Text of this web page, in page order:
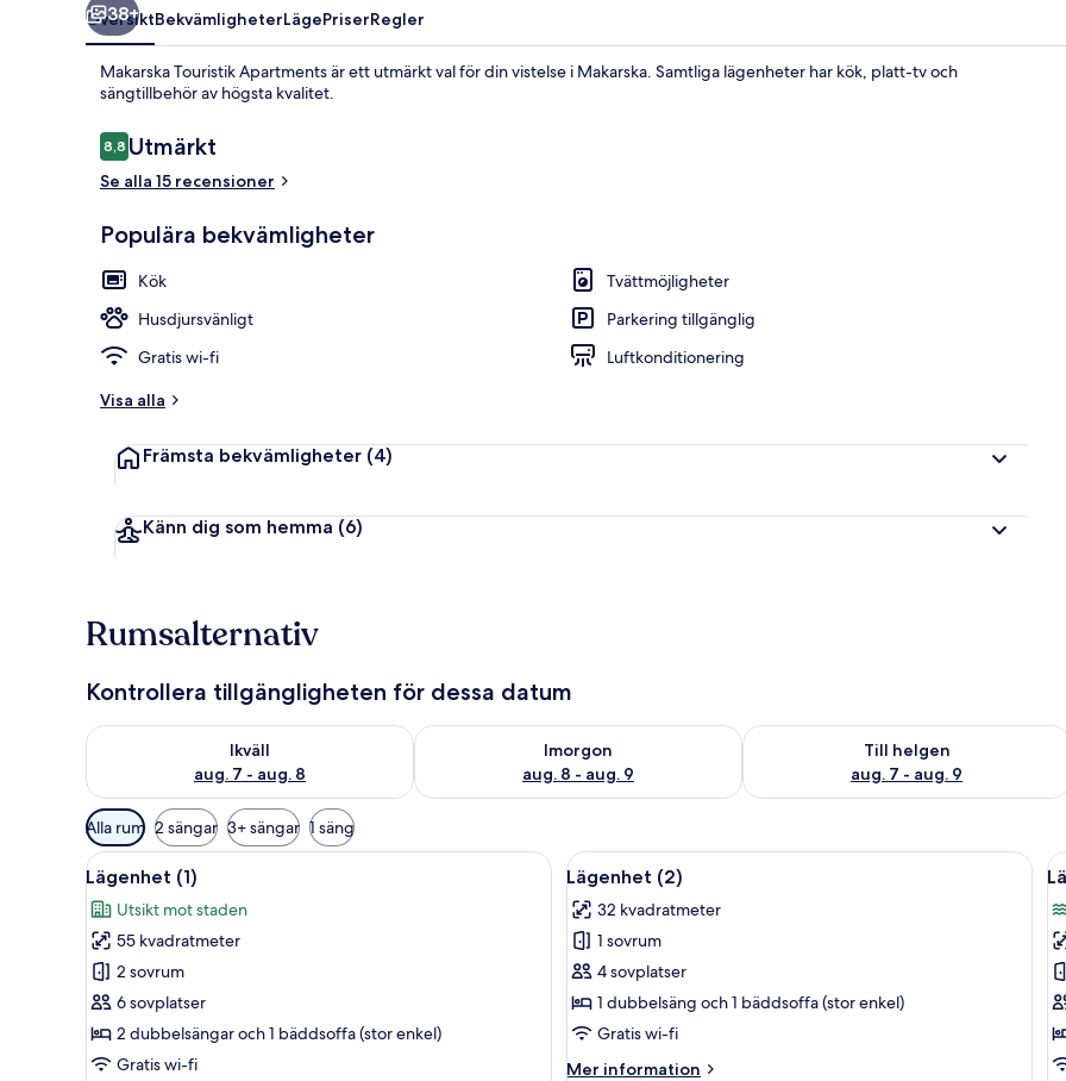
Lägenhet (6) | Vardagsrum | Platt-tv
38+
ÖversiktBekvämligheterLägePriserRegler
Makarska Touristik Apartments är ett utmärkt val för din vistelse i Makarska. Samtliga lägenheter har kök, platt-tv och
sängtillbehör av högsta kvalitet.
Recensioner
8,88,8 av 10,
Utmärkt
Se alla 15 recensioner
Populära bekvämligheter
Kök
Tvättmöjligheter
Husdjursvänligt
Parkering tillgänglig
Gratis wi-fi
Luftkonditionering
Visa alla
Främsta bekvämligheter (4)
Känn dig som hemma (6)
Rumsalternativ
Kontrollera tillgängligheten för dessa datum
Ikväll
aug. 7 - aug. 8
Kontrollera tillgängligheten för ikväll aug. 7 - aug. 8
Imorgon
aug. 8 - aug. 9
Kontrollera tillgängligheten för imorgon aug. 8 - aug. 9
Till helgen
aug. 7 - aug. 9
Kontrollera tillgängligheten för den
Tillgängliga
filter
för
rum
Alla rum 2 sängar 3+ sängar 1 säng
Öppna
alla
foton
för
Lägenhet
(1)
Ett modernt vardagsrum med en platt-TV, en soffa, ett matbord med stolar och ett kök i bakgrunden.
5
Lägenhet (1)
Utsikt mot staden
55 kvadratmeter
2 sovrum
6 sovplatser
2 dubbelsängar och 1 bäddsoffa (stor enkel)
Gratis wi-fi
Öppna
alla
foton
för
Lägenhet
(2)
Ett sovrum med en säng, en
5
Lägenhet (2)
32 kvadratmeter
1 sovrum
4 sovplatser
1 dubbelsäng och 1 bäddsoffa (stor enkel)
Gratis wi-fi
Mer information
Mer